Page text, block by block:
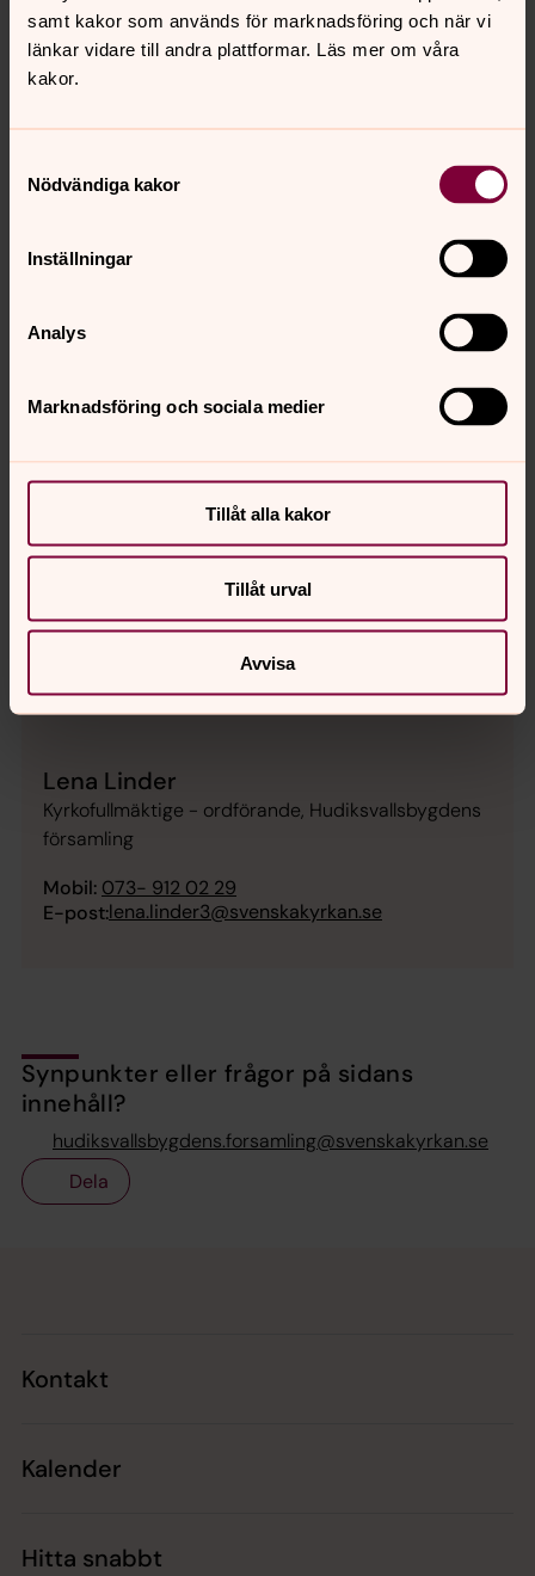
samt kakor som används för marknadsföring och när vi
länkar vidare till andra plattformar. Läs mer om våra
kakor.
Nödvändiga kakor
Inställningar
Analys
Marknadsföring och sociala medier
Tillåt alla kakor
Tillåt urval
Avvisa
Ersättare
Felica Åhs
Lena Linder
Kyrkofullmäktige - ordförande, Hudiksvallsbygdens
församling
Mobil: 073- 912 02 29
E-post:lena.linder3@svenskakyrkan.se
Synpunkter eller frågor på sidans
innehåll?
hudiksvallsbygdens.forsamling@svenskakyrkan.se
Dela
Kontakt
Kalender
Hitta snabbt